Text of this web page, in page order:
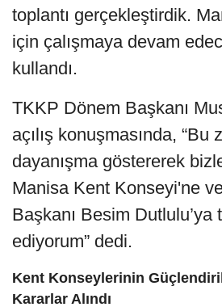
toplantı gerçekleştirdik.
için çalışmaya devam
kullandı.
TKKP Dönem Başkanı
açılış konuşmasında, “Bu
dayanışma göstererek
Manisa Kent Konseyi'ne
Başkanı Besim Dutlulu’ya
ediyorum” dedi.
Kent Konseylerinin
Kararlar Alındı